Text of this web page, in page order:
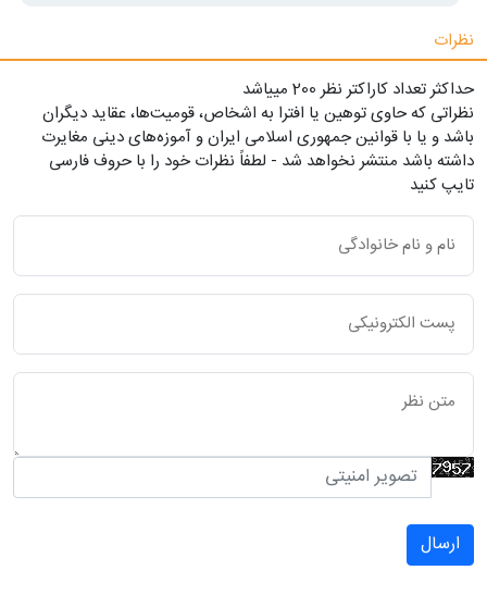
نظرات
حداکثر تعداد کاراکتر نظر 200 ميياشد
نظراتی که حاوی توهین یا افترا به اشخاص، قومیت‌ها، عقاید دیگران
باشد و یا با قوانین جمهوری اسلامی ایران و آموزه‌های دینی مغایرت
داشته باشد منتشر نخواهد شد - لطفاً نظرات خود را با حروف فارسی
تایپ کنید
ارسال